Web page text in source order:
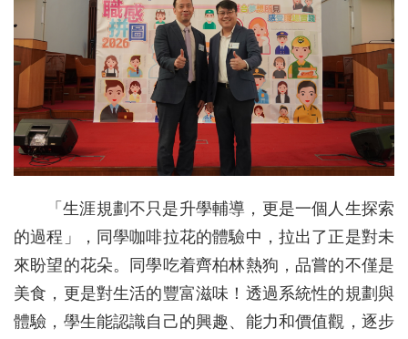
「生涯規劃不只是升學輔導，更是一個人生探索
的過程」，同學咖啡拉花的體驗中，拉出了正是對未
來盼望的花朵。同學吃着齊柏林熱狗，品嘗的不僅是
美食，更是對生活的豐富滋味！透過系統性的規劃與
體驗，學生能認識自己的興趣、能力和價值觀，逐步